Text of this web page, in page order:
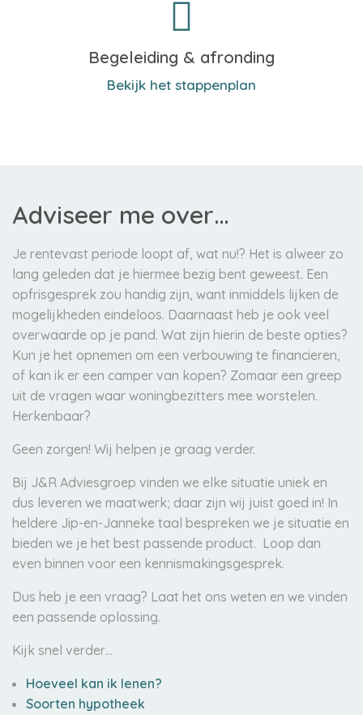
Begeleiding & afronding
Bekijk het stappenplan
Adviseer me over…
Je rentevast periode loopt af, wat nu!? Het is alweer zo
lang geleden dat je hiermee bezig bent geweest. Een
opfrisgesprek zou handig zijn, want inmiddels lijken de
mogelijkheden eindeloos. Daarnaast heb je ook veel
overwaarde op je pand. Wat zijn hierin de beste opties?
Kun je het opnemen om een verbouwing te financieren,
of kan ik er een camper van kopen? Zomaar een greep
uit de vragen waar woningbezitters mee worstelen.
Herkenbaar?
Geen zorgen! Wij helpen je graag verder.
Bij J&R Adviesgroep vinden we elke situatie uniek en
dus leveren we maatwerk; daar zijn wij juist goed in! In
heldere Jip-en-Janneke taal bespreken we je situatie en
bieden we je het best passende product. Loop dan
even binnen voor een kennismakingsgesprek.
Dus heb je een vraag? Laat het ons weten en we vinden
een passende oplossing.
Kijk snel verder…
Hoeveel kan ik lenen?
Soorten hypotheek